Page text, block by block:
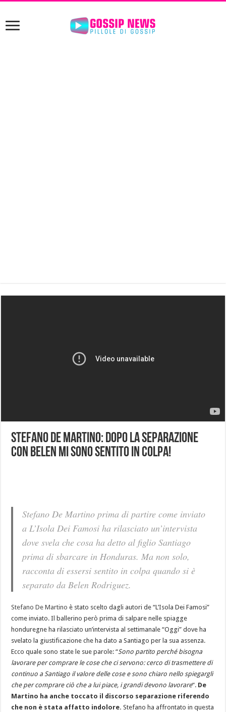
Stefano De Martino: dopo la separazione
con Belen mi sono sentito in colpa!
Stefano De Martino prima di partire come inviato
a L’Isola Dei Famosi ha rilasciato un’intervista
dove svela che cosa ha detto al figlio Santiago
prima di sbarcare in Honduras. Ma non solo,
racconta di essersi sentito in colpa quando si è
separato da Belen Rodriguez.
Stefano De Martino è stato scelto dagli autori de “L’Isola Dei Famosi”
come inviato. Il ballerino però prima di salpare nelle spiagge
honduregne ha rilasciato un’intervista al settimanale “Oggi” dove ha
svelato la giustificazione che ha dato a Santiago per la sua assenza.
Ecco quale sono state le sue parole: “Sono partito perché bisogna
lavorare per comprare le cose che ci servono: cerco di trasmettere di
continuo a Santiago il valore delle cose e sono chiaro nello spiegargli
che per comprare ciò che a lui piace, i grandi devono lavorare“. De
Martino ha anche toccato il discorso separazione riferendo
che non è stata affatto indolore. Stefano ha affrontato in questa